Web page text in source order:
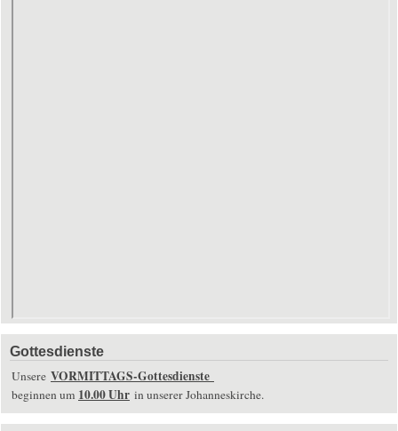
Gottesdienste
Unsere VORMITTAGS-Gottesdienste
beginnen um 10.00 Uhr in unserer Johanneskirche.